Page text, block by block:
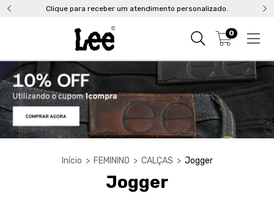
Clique para receber um atendimento personalizado.
0
Início > FEMININO > CALÇAS > Jogger
Jogger